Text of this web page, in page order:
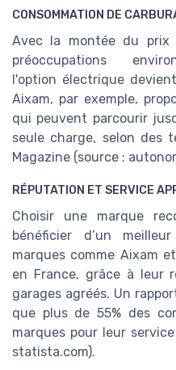
CONSOMMATION DE
Avec la montée du
préoccupations
l'option électrique
Aixam, par exemple,
qui peuvent parcourir
seule charge, selon des
Magazine (source :
RÉPUTATION ET SERVICE
Choisir une marque
bénéficier d’un
marques comme Aixam
en France, grâce à leur
garages agréés. Un
que plus de 55% des
marques pour leur
statista.com).